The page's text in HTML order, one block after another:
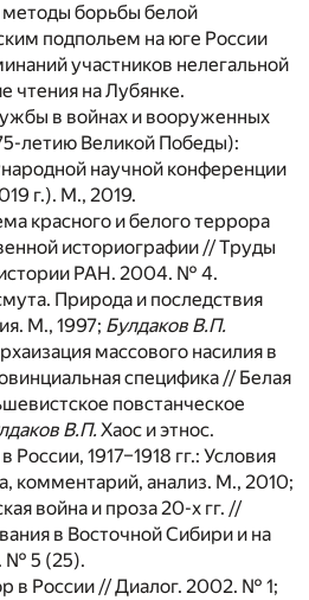
борьбы белой
подпольем на юге России
участников нелегальной
чтения на Лубянке.
в войнах и вооруженных
летию Великой Победы):
научной конференции
г.). М., 2019.
красного и белого террора
историографии // Труды
РАН. 2004. № 4.
Природа и последствия
М., 1997; Булдаков В.П.
массового насилия в
специфика // Белая
повстанческое
В.П. Хаос и этнос.
1917–1918 гг.: Условия
комментарий, анализ. М., 2010;
война и проза 20-х гг. //
в Восточной Сибири и на
№ 5 (25).
в России // Диалог. 2002. № 1;